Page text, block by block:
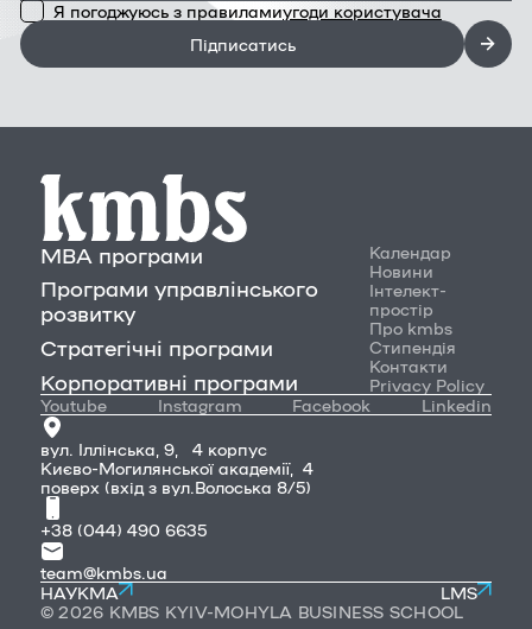
Я погоджуюсь з правиламиугоди користувача
Підписатись
MBA програми
Програми управлінського
розвитку
Стратегічні програми
Корпоративні програми
Календар
Новини
Інтелект-
простір
Про kmbs
Стипендія
Контакти
Privacy Policy
Youtube
Instagram Facebook Linkedin
вул. Іллінська, 9, 4 корпус
Києво-Могилянської академії, 4
поверх (вхід з вул.Волоська 8/5)
+38 (044) 490 6635
team@kmbs.ua
© 2026 KMBS KYIV-MOHYLA BUSINESS SCHOOL
НАУКМА LMS